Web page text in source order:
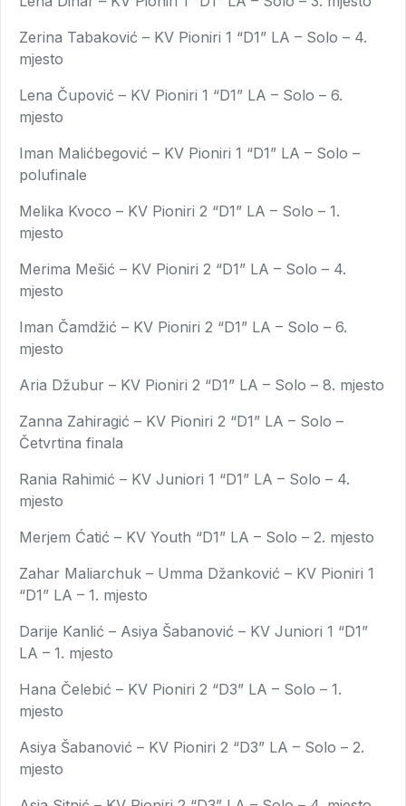
Zerina Tabaković – KV Pioniri 1 “D1” LA – Solo – 4.
mjesto
Lena Čupović – KV Pioniri 1 “D1” LA – Solo – 6.
mjesto
Iman Malićbegović – KV Pioniri 1 “D1” LA – Solo –
polufinale
Melika Kvoco – KV Pioniri 2 “D1” LA – Solo – 1.
mjesto
Merima Mešić – KV Pioniri 2 “D1” LA – Solo – 4.
mjesto
Iman Čamdžić – KV Pioniri 2 “D1” LA – Solo – 6.
mjesto
Aria Džubur – KV Pioniri 2 “D1” LA – Solo – 8. mjesto
Zanna Zahiragić – KV Pioniri 2 “D1” LA – Solo –
Četvrtina finala
Rania Rahimić – KV Juniori 1 “D1” LA – Solo – 4.
mjesto
Merjem Ćatić – KV Youth “D1” LA – Solo – 2. mjesto
Zahar Maliarchuk – Umma Džanković – KV Pioniri 1
“D1” LA – 1. mjesto
Darije Kanlić – Asiya Šabanović – KV Juniori 1 “D1”
LA – 1. mjesto
Hana Čelebić – KV Pioniri 2 “D3” LA – Solo – 1.
mjesto
Asiya Šabanović – KV Pioniri 2 “D3” LA – Solo – 2.
mjesto